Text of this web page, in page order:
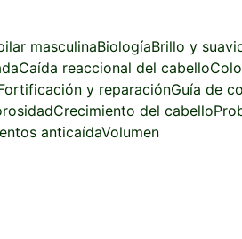
masculinaBiologíaBrillo y
Caída reaccional del cabello
y reparaciónGuía de
Crecimiento del cabello
anticaídaVolumen